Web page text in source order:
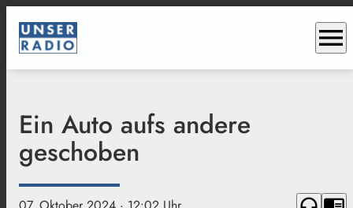
menu
Ein Auto aufs andere
geschoben